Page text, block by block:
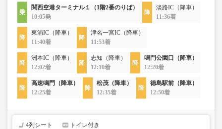
関西空港ターミナル１（1階2番のりば）
10:05発
淡路IC（降車）
11:36着
東浦IC（降車）
11:40着
津名一宮IC（降車）
11:53着
洲本IC（降車）
12:02着
志知（降車）
12:10着
鳴門公園口（降車）
12:20着
高速鳴門（降車）
12:25着
松茂（降車）
12:35着
徳島駅前（降車）
12:50着
4列シート トイレ付き